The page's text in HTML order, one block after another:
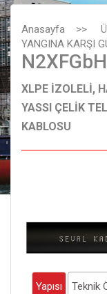
Anasayfa >>
YANGINA KARŞI
N2XFGbH
XLPE İZOLELİ,
YASSI ÇELİK
KABLOSU
Yapısı Teknik